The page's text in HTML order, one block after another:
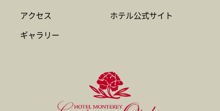
アクセス
ギャラリー
ホテル公式サイト